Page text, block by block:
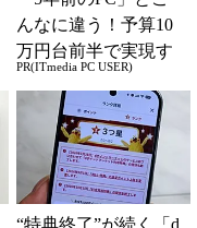
んなに違う！予算10
万円台前半で実現す
る快適PCライフ
PR(ITmedia PC USER)
“特典終了”が続く「d